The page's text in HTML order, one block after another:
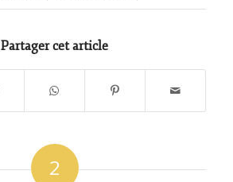
Partager cet article
2